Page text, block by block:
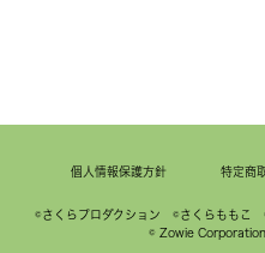
個人情報保護方針 特定商
©さくらプロダクション ©さくらももこ
© Zowie